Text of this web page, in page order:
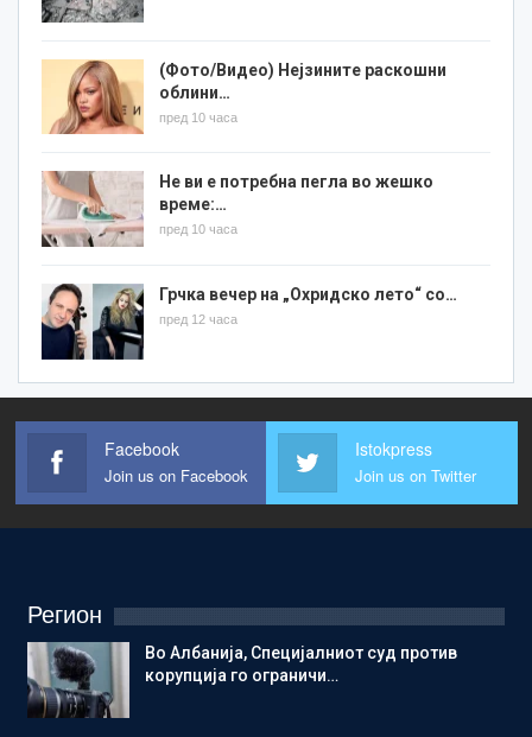
(Фото/Видео) Нејзините раскошни
облини…
пред 10 часа
Не ви е потребна пегла во жешко
време:…
пред 10 часа
Грчка вечер на „Охридско лето“ со…
пред 12 часа
Facebook
Join us on Facebook
Istokpress
Join us on Twitter
Регион
Во Албанија, Специјалниот суд против
корупција го ограничи…